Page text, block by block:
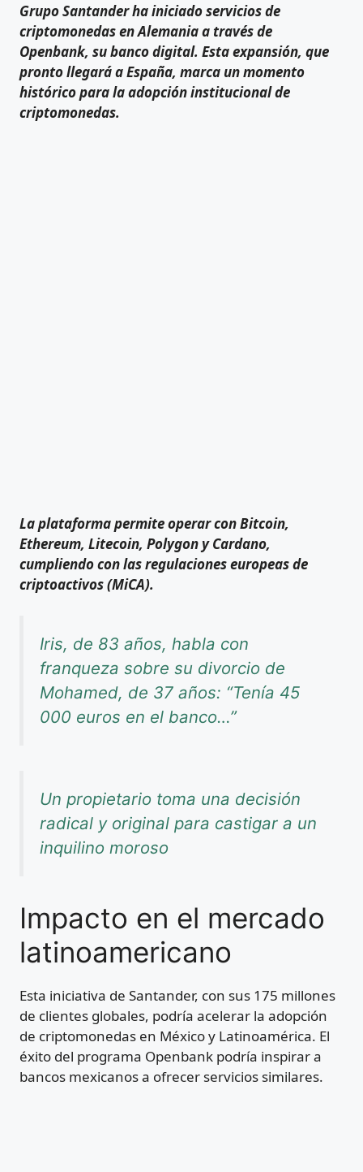
Grupo Santander ha iniciado servicios de
criptomonedas en Alemania a través de
Openbank, su banco digital. Esta expansión, que
pronto llegará a España, marca un momento
histórico para la adopción institucional de
criptomonedas.
La plataforma permite operar con Bitcoin,
Ethereum, Litecoin, Polygon y Cardano,
cumpliendo con las regulaciones europeas de
criptoactivos (MiCA).
Iris, de 83 años, habla con
franqueza sobre su divorcio de
Mohamed, de 37 años: “Tenía 45
000 euros en el banco…”
Un propietario toma una decisión
radical y original para castigar a un
inquilino moroso
Impacto en el mercado
latinoamericano
Esta iniciativa de Santander, con sus 175 millones
de clientes globales, podría acelerar la adopción
de criptomonedas en México y Latinoamérica. El
éxito del programa Openbank podría inspirar a
bancos mexicanos a ofrecer servicios similares.